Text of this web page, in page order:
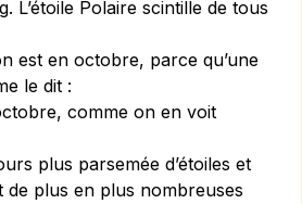
L’étoile Polaire scintille de tous
est en octobre, parce qu’une
le dit :
comme on en voit
plus parsemée d’étoiles et
de plus en plus nombreuses